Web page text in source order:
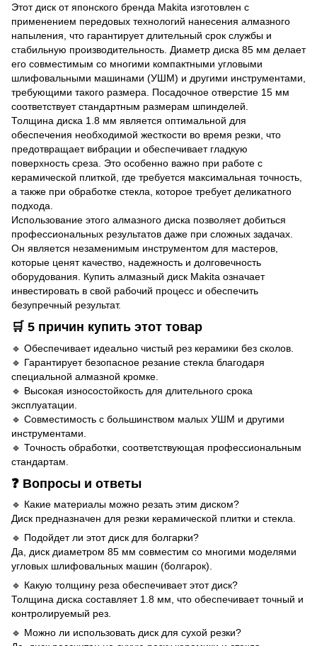
Этот диск от японского бренда Makita изготовлен с
применением передовых технологий нанесения алмазного
напыления, что гарантирует длительный срок службы и
стабильную производительность. Диаметр диска 85 мм делает
его совместимым со многими компактными угловыми
шлифовальными машинами (УШМ) и другими инструментами,
требующими такого размера. Посадочное отверстие 15 мм
соответствует стандартным размерам шпинделей.
Толщина диска 1.8 мм является оптимальной для
обеспечения необходимой жесткости во время резки, что
предотвращает вибрации и обеспечивает гладкую
поверхность среза. Это особенно важно при работе с
керамической плиткой, где требуется максимальная точность,
а также при обработке стекла, которое требует деликатного
подхода.
Использование этого алмазного диска позволяет добиться
профессиональных результатов даже при сложных задачах.
Он является незаменимым инструментом для мастеров,
которые ценят качество, надежность и долговечность
оборудования. Купить алмазный диск Makita означает
инвестировать в свой рабочий процесс и обеспечить
безупречный результат.
🛒 5 причин купить этот товар
🔹 Обеспечивает идеально чистый рез керамики без сколов.
🔹 Гарантирует безопасное резание стекла благодаря
специальной алмазной кромке.
🔹 Высокая износостойкость для длительного срока
эксплуатации.
🔹 Совместимость с большинством малых УШМ и другими
инструментами.
🔹 Точность обработки, соответствующая профессиональным
стандартам.
❓ Вопросы и ответы
🔹 Какие материалы можно резать этим диском?
Диск предназначен для резки керамической плитки и стекла.
🔹 Подойдет ли этот диск для болгарки?
Да, диск диаметром 85 мм совместим со многими моделями
угловых шлифовальных машин (болгарок).
🔹 Какую толщину реза обеспечивает этот диск?
Толщина диска составляет 1.8 мм, что обеспечивает точный и
контролируемый рез.
🔹 Можно ли использовать диск для сухой резки?